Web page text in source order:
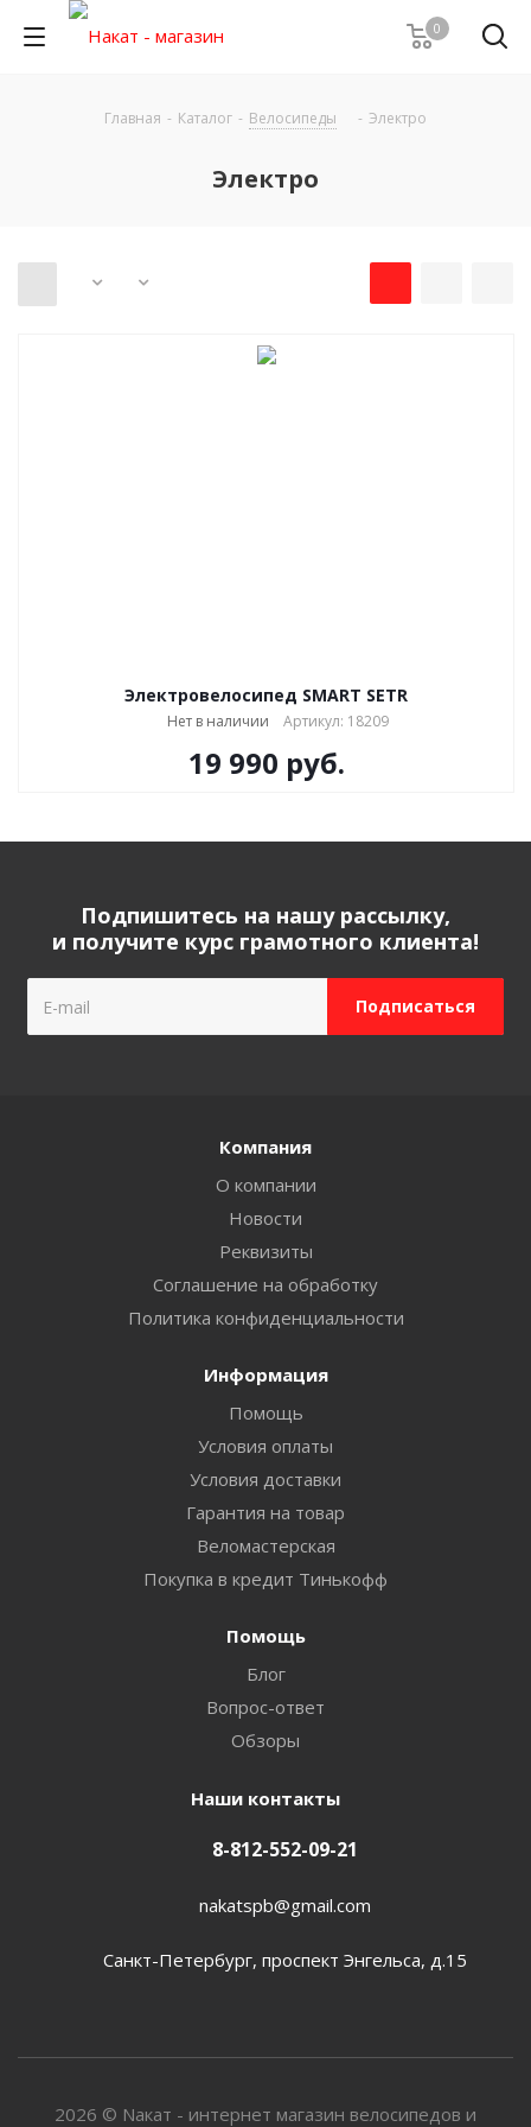
0
Главная - Каталог - Велосипеды - Электро
Электро
Электровелосипед SMART SETR
Нет в наличии Артикул: 18209
19 990 руб.
Подпишитесь на нашу рассылку,
и получите курс грамотного клиента!
Компания
О компании
Новости
Реквизиты
Соглашение на обработку
Политика конфиденциальности
Информация
Помощь
Условия оплаты
Условия доставки
Гарантия на товар
Веломастерская
Покупка в кредит Тинькофф
Помощь
Блог
Вопрос-ответ
Обзоры
Наши контакты
8-812-552-09-21
nakatspb@gmail.com
Санкт-Петербург, проспект Энгельса, д.15
2026 © Nакат - интернет магазин велосипедов и